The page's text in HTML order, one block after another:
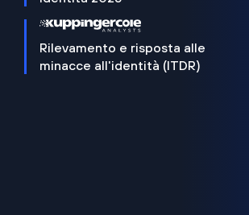
Rilevamento e risposta alle
minacce all'identità (ITDR)